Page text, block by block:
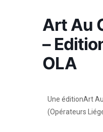
Art Au
–
OLA
Une éditionArt
(Opérateurs